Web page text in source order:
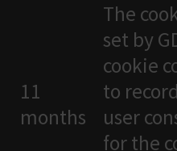
11
months
The
set by
cookie
to
user
for the